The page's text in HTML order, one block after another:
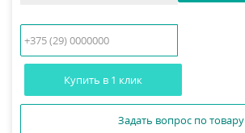
Купить в 1 клик
Задать вопрос по товару